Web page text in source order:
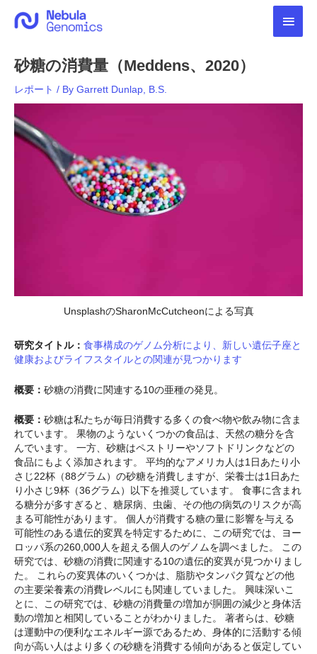
メ
砂糖の消費量（Meddens、2020）
レポート / By Garrett Dunlap, B.S.
UnsplashのSharonMcCutcheonによる写真
研究タイトル： 食事構成のゲノム分析により、新しい遺伝子座と
健康およびライフスタイルとの関連が見つかります
概要： 砂糖の消費に関連する10の亜種の発見。
概要： 砂糖は私たちが毎日消費する多くの食べ物や飲み物に含ま
れています。 果物のようないくつかの食品は、天然の糖分を含
んでいます。 一方、砂糖はペストリーやソフトドリンクなどの
食品にもよく添加されます。 平均的なアメリカ人は1日あたり小
さじ22杯（88グラム）の砂糖を消費しますが、栄養士は1日あた
り小さじ9杯（36グラム）以下を推奨しています。 食事に含まれ
る糖分が多すぎると、糖尿病、虫歯、その他の病気のリスクが高
まる可能性があります。 個人が消費する糖の量に影響を与える
可能性のある遺伝的変異を特定するために、この研究では、ヨー
ロッパ系の260,000人を超える個人のゲノムを調べました。 この
研究では、砂糖の消費に関連する10の遺伝的変異が見つかりまし
た。 これらの変異体のいくつかは、脂肪やタンパク質などの他
の主要栄養素の消費レベルにも関連していました。 興味深いこ
とに、この研究では、砂糖の消費量の増加が胴囲の減少と身体活
動の増加と相関していることがわかりました。 著者らは、砂糖
は運動中の便利なエネルギー源であるため、身体的に活動する傾
向が高い人はより多くの砂糖を消費する傾向があると仮定してい